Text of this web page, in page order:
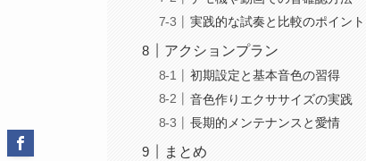
実践的な試奏と比較のポイント
アクションプラン
初期設定と基本音色の習得
音色作りエクササイズの実践
長期的メンテナンスと愛情
まとめ